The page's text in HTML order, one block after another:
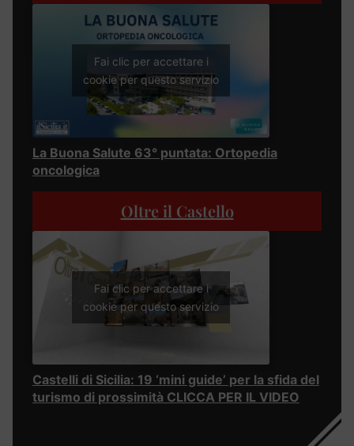
Fai clic per accettare i
cookie per questo servizio
La Buona Salute 63° puntata: Ortopedia
oncologica
Oltre il Castello
Fai clic per accettare i
cookie per questo servizio
Castelli di Sicilia: 19 ‘mini guide’ per la sfida del
turismo di prossimità CLICCA PER IL VIDEO